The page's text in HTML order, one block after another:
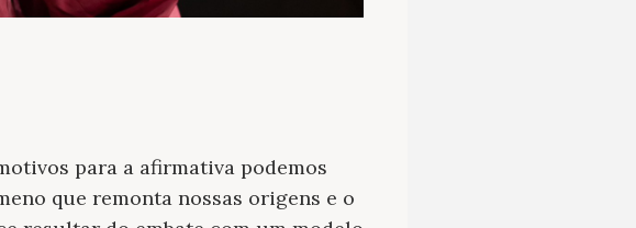
para a afirmativa podemos
que remonta nossas origens e o